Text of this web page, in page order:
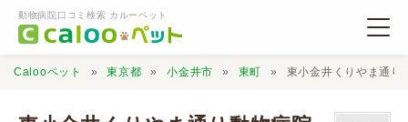
動物病院口コミ検索 カルーペット
Calooペット 東京都 小金井市 東町 東小金井くりやま通り